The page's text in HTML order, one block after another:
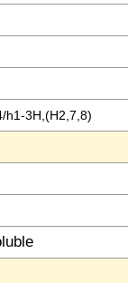
h1-3H,(H2,7,8)